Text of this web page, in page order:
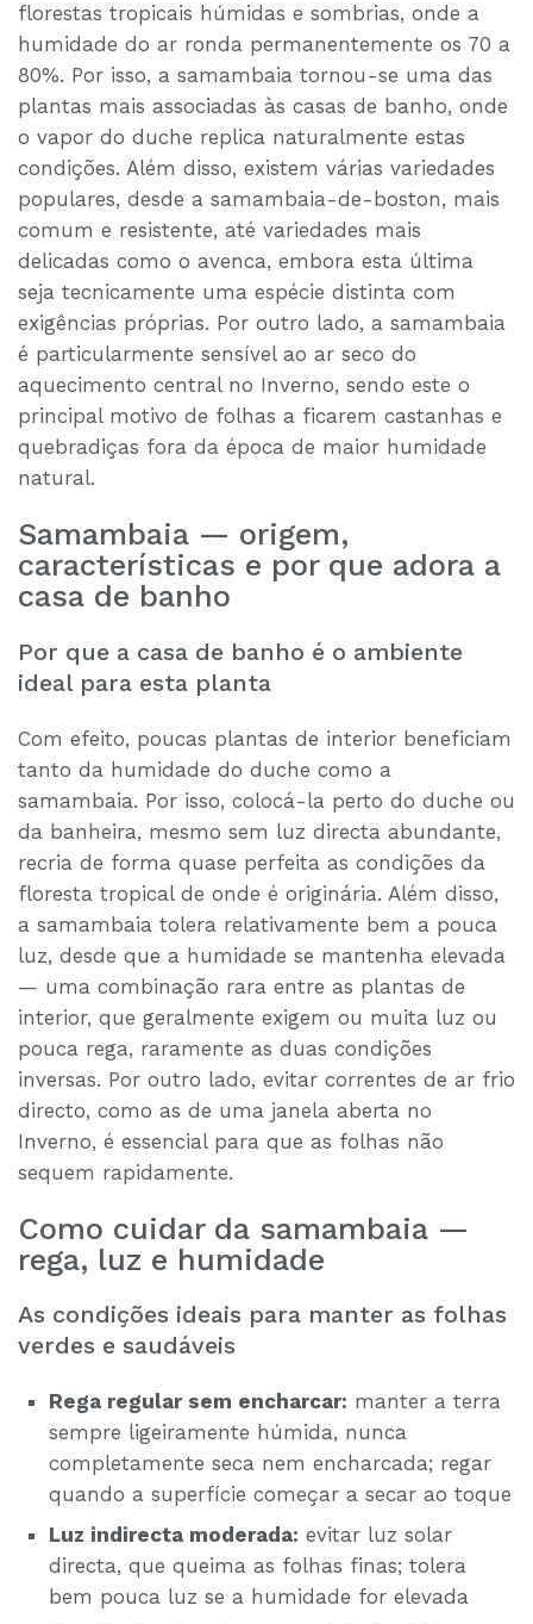
florestas tropicais húmidas e sombrias, onde a
humidade do ar ronda permanentemente os 70 a
80%. Por isso, a samambaia tornou-se uma das
plantas mais associadas às casas de banho, onde
o vapor do duche replica naturalmente estas
condições. Além disso, existem várias variedades
populares, desde a samambaia-de-boston, mais
comum e resistente, até variedades mais
delicadas como o avenca, embora esta última
seja tecnicamente uma espécie distinta com
exigências próprias. Por outro lado, a samambaia
é particularmente sensível ao ar seco do
aquecimento central no Inverno, sendo este o
principal motivo de folhas a ficarem castanhas e
quebradiças fora da época de maior humidade
natural.
Samambaia — origem,
características e por que adora a
casa de banho
Por que a casa de banho é o ambiente
ideal para esta planta
Com efeito, poucas plantas de interior beneficiam
tanto da humidade do duche como a
samambaia. Por isso, colocá-la perto do duche ou
da banheira, mesmo sem luz directa abundante,
recria de forma quase perfeita as condições da
floresta tropical de onde é originária. Além disso,
a samambaia tolera relativamente bem a pouca
luz, desde que a humidade se mantenha elevada
— uma combinação rara entre as plantas de
interior, que geralmente exigem ou muita luz ou
pouca rega, raramente as duas condições
inversas. Por outro lado, evitar correntes de ar frio
directo, como as de uma janela aberta no
Inverno, é essencial para que as folhas não
sequem rapidamente.
Como cuidar da samambaia —
rega, luz e humidade
As condições ideais para manter as folhas
verdes e saudáveis
Rega regular sem encharcar: manter a terra
sempre ligeiramente húmida, nunca
completamente seca nem encharcada; regar
quando a superfície começar a secar ao toque
Luz indirecta moderada: evitar luz solar
directa, que queima as folhas finas; tolera
bem pouca luz se a humidade for elevada